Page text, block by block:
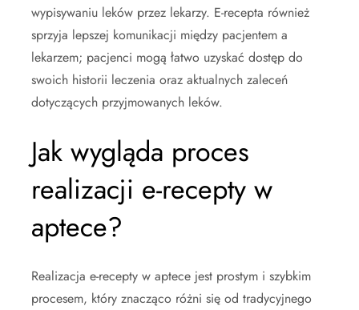
wypisywaniu leków przez lekarzy. E-recepta również
sprzyja lepszej komunikacji między pacjentem a
lekarzem; pacjenci mogą łatwo uzyskać dostęp do
swoich historii leczenia oraz aktualnych zaleceń
dotyczących przyjmowanych leków.
Jak wygląda proces
realizacji e-recepty w
aptece?
Realizacja e-recepty w aptece jest prostym i szybkim
procesem, który znacząco różni się od tradycyjnego